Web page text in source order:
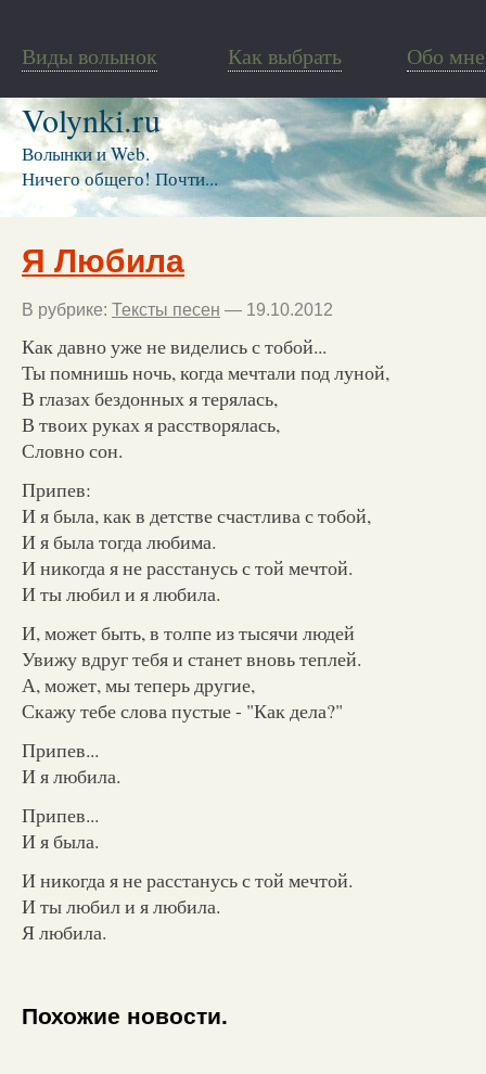
Виды волынок Как выбрать Обо мне
Volynki.ru
Волынки и Web.
Ничего общего! Почти...
Я Любила
В рубрике: Тексты песен — 19.10.2012
Как давно уже не виделись с тобой...
Ты помнишь ночь, когда мечтали под луной,
В глазах бездонных я терялась,
В твоих руках я расстворялась,
Словно сон.
Припев:
И я была, как в детстве счастлива с тобой,
И я была тогда любима.
И никогда я не расстанусь с той мечтой.
И ты любил и я любила.
И, может быть, в толпе из тысячи людей
Увижу вдруг тебя и станет вновь теплей.
А, может, мы теперь другие,
Скажу тебе слова пустые - "Как дела?"
Припев...
И я любила.
Припев...
И я была.
И никогда я не расстанусь с той мечтой.
И ты любил и я любила.
Я любила.
Похожие новости.